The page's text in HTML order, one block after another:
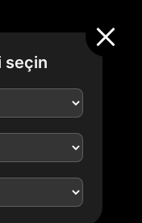
seçin